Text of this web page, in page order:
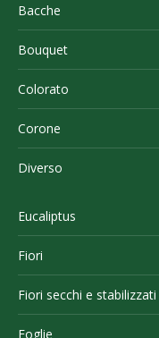
Bacche
Bouquet
Colorato
Corone
Diverso
Eucaliptus
Fiori
Fiori secchi e stabilizzati
Foglie